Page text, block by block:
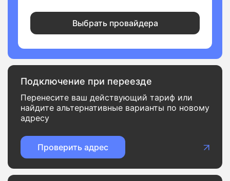
Выбрать провайдера
Подключение при переезде
Перенесите ваш действующий тариф или
найдите альтернативные варианты по новому
адресу
Проверить адрес